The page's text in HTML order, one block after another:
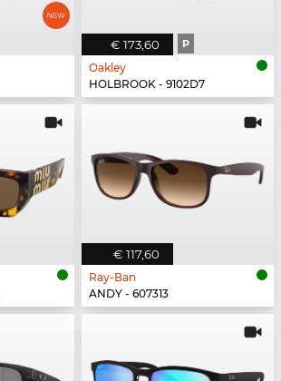
€ 173,60 P
Oakley
HOLBROOK - 9102D7
€ 117,60
Ray-Ban
ANDY - 607313